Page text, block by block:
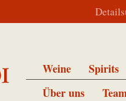
Weine
Spirits
Über uns